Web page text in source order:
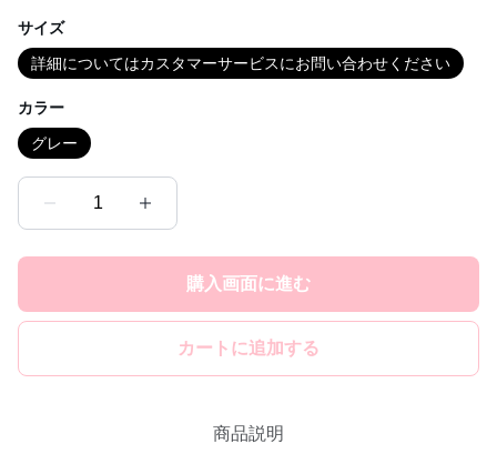
サイズ
詳細についてはカスタマーサービスにお問い合わせください
カラー
グレー
1
購入画面に進む
カートに追加する
商品説明